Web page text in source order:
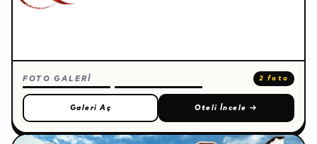
dahil konsepti, zengin açık büfe restoranı ve spa
FOTO GALERİ 2 foto
Galeri Aç Oteli İncele →